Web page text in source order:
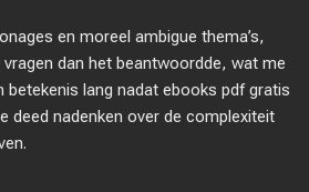
en moreel ambigue thema’s,
dan het beantwoordde, wat me
betekenis lang nadat ebooks pdf gratis
deed nadenken over de complexiteit